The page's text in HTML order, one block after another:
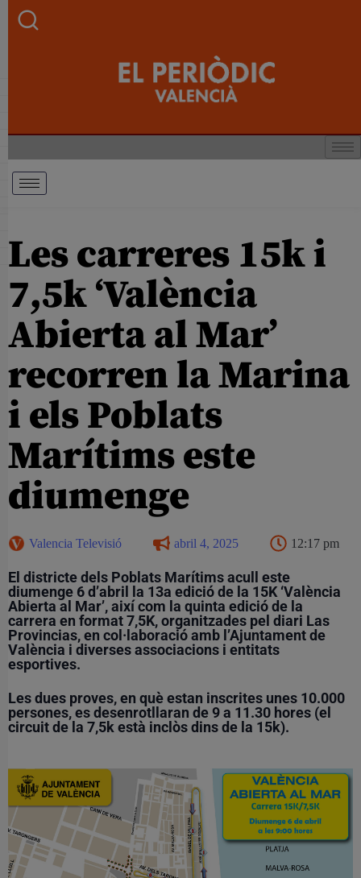
Les carreres 15k i
7,5k ‘València
Abierta al Mar’
recorren la Marina
i els Poblats
Marítims este
diumenge
Valencia Televisió abril 4, 2025 12:17 pm
El districte dels Poblats Marítims acull este
diumenge 6 d’abril la 13a edició de la 15K ‘València
Abierta al Mar’, així com la quinta edició de la
carrera en format 7,5K, organitzades pel diari Las
Provincias, en col·laboració amb l’Ajuntament de
València i diverses associacions i entitats
esportives.
Les dues proves, en què estan inscrites unes 10.000
persones, es desenrotllaran de 9 a 11.30 hores (el
circuit de la 7,5k està inclòs dins de la 15k).